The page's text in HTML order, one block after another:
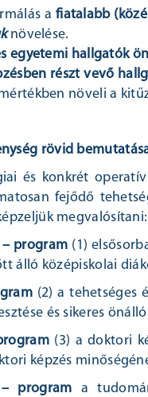
a fiatalabb
növelése.
egyetemi hallgatók
részt vevő
növeli a
rövid
és konkrét
fejődő
megvalósítani:
– program (1)
álló középiskolai
(2) a tehetséges
és sikeres
(3) a doktori
képzés
– program a